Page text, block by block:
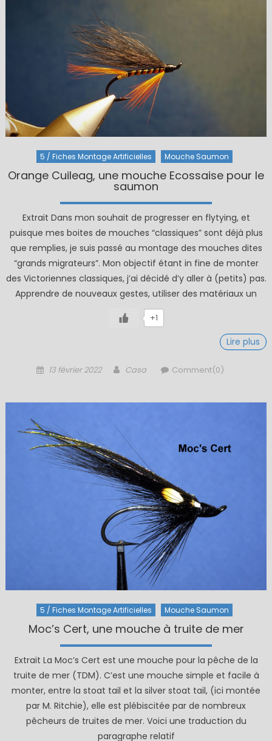
5 / Fiches Montage Artificielles Mouche Saumon
Orange Cuileag, une mouche Ecossaise pour le
saumon
Extrait Dans mon souhait de progresser en flytying, et
puisque mes boites de mouches “classiques” sont déjà plus
que remplies, je suis passé au montage des mouches dites
“grands migrateurs”. Mon objectif étant in fine de monter
des Victoriennes classiques, j’ai décidé d’y aller à (petits) pas.
Apprendre de nouveaux gestes, utiliser des matériaux un
+1
Lire plus
Posted
13 février 2022 Author
Casa Comment(0)
5 / Fiches Montage Artificielles Mouche Saumon
Moc’s Cert, une mouche à truite de mer
Extrait La Moc’s Cert est une mouche pour la pêche de la
truite de mer (TDM). C’est une mouche simple et facile à
monter, entre la stoat tail et la silver stoat tail, (ici montée
par M. Ritchie), elle est plébiscitée par de nombreux
pêcheurs de truites de mer. Voici une traduction du
paragraphe relatif